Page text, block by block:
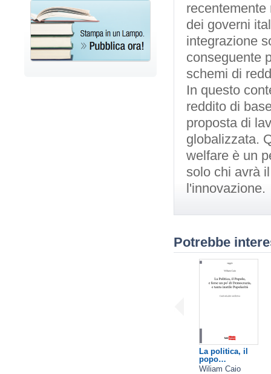
dei governi
integrazione
conseguente
schemi di
In questo
reddito di
proposta di
globalizzata.
welfare è un
solo chi avrà
l'innovazione.
Potrebbe
La politica, il
popo…
Wiliam Caio